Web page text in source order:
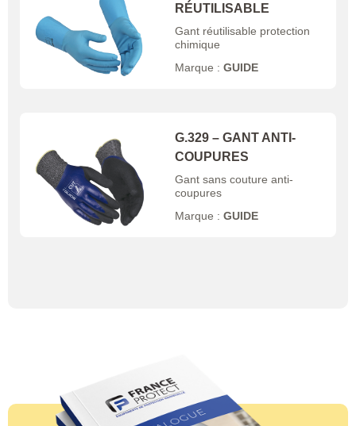
RÉUTILISABLE
Gant réutilisable protection
chimique
Marque :GUIDE
G.329 – GANT ANTI-
COUPURES
Gant sans couture anti-
coupures
Marque :GUIDE